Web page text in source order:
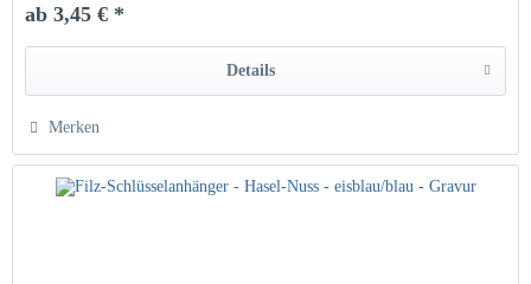
ab 3,45 € *
Details
Merken